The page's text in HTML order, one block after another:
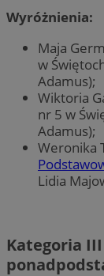
Wyróżnienia:
Maja
w
Adamus);
Wiktoria
nr 5 w
Adamus);
Weronika
Lidia
Kategoria III